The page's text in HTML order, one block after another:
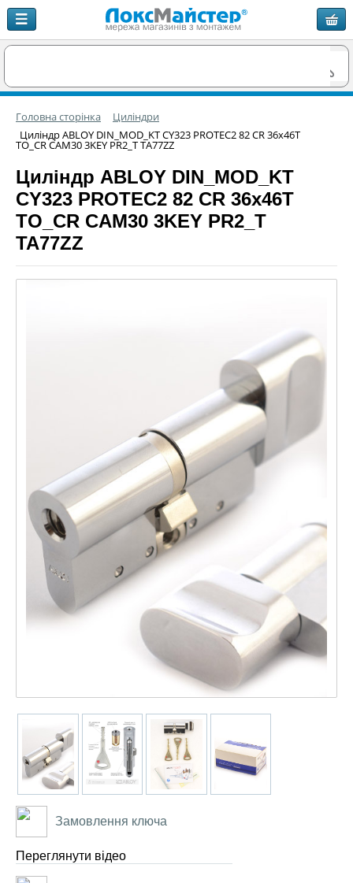
Головна сторінка
Циліндри
Циліндр ABLOY DIN_MOD_KT CY323 PROTEC2 82 CR 36x46T
TO_CR CAM30 3KEY PR2_T TA77ZZ
Циліндр ABLOY DIN_MOD_KT
CY323 PROTEC2 82 CR 36x46T
TO_CR CAM30 3KEY PR2_T
TA77ZZ
Замовлення ключа
Переглянути відео